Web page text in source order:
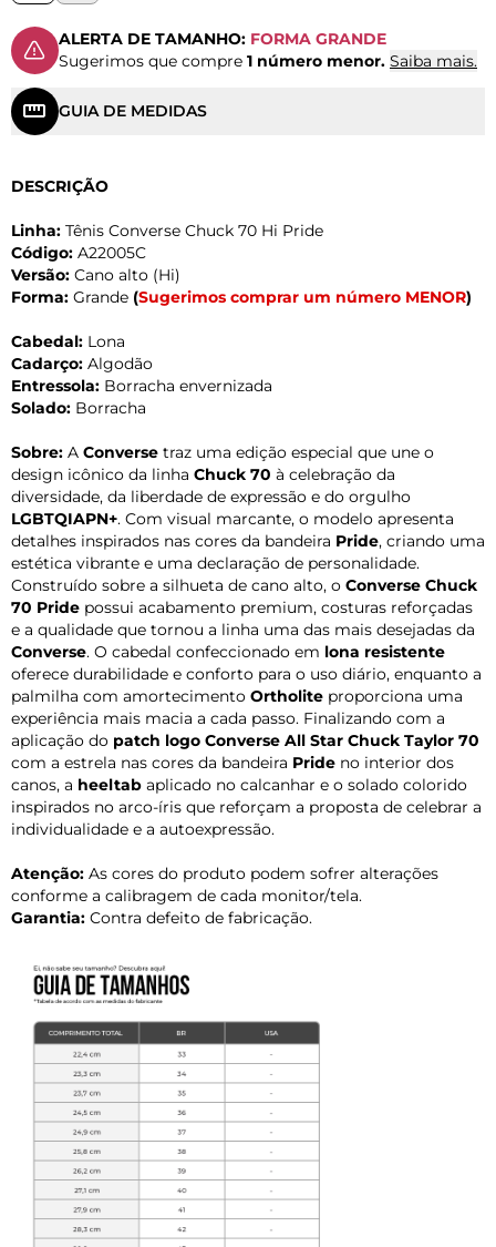
ALERTA DE TAMANHO: FORMA GRANDE
Sugerimos que compre 1 número menor. Saiba mais.
GUIA DE MEDIDAS
DESCRIÇÃO
Linha: Tênis Converse Chuck 70 Hi Pride
Código: A22005C
Versão: Cano alto (Hi)
Forma: Grande (Sugerimos comprar um número MENOR)
Cabedal: Lona
Cadarço: Algodão
Entressola: Borracha envernizada
Solado: Borracha
Sobre: A Converse traz uma edição especial que une o
design icônico da linha Chuck 70 à celebração da
diversidade, da liberdade de expressão e do orgulho
LGBTQIAPN+. Com visual marcante, o modelo apresenta
detalhes inspirados nas cores da bandeira Pride, criando uma
estética vibrante e uma declaração de personalidade.
Construído sobre a silhueta de cano alto, o Converse Chuck
70 Pride possui acabamento premium, costuras reforçadas
e a qualidade que tornou a linha uma das mais desejadas da
Converse. O cabedal confeccionado em lona resistente
oferece durabilidade e conforto para o uso diário, enquanto a
palmilha com amortecimento Ortholite proporciona uma
experiência mais macia a cada passo. Finalizando com a
aplicação do patch logo Converse All Star Chuck Taylor 70
com a estrela nas cores da bandeira Pride no interior dos
canos, a heeltab aplicado no calcanhar e o solado colorido
inspirados no arco-íris que reforçam a proposta de celebrar a
individualidade e a autoexpressão.
Atenção: As cores do produto podem sofrer alterações
conforme a calibragem de cada monitor/tela.
Garantia: Contra defeito de fabricação.